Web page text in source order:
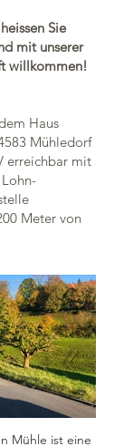
Sie
mit unserer
willkommen!
Haus
Mühledorf
mit
Meter von
Mühle ist eine